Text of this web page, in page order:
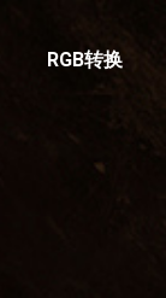
RGB转换